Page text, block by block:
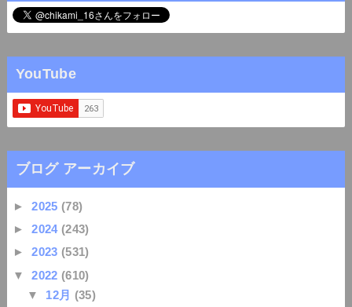
YouTube
ブログ アーカイブ
►2025 (78)
►2024 (243)
►2023 (531)
▼2022 (610)
▼ 12月 (35)